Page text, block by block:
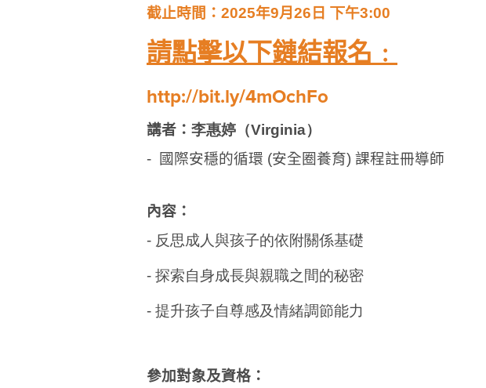
截止時間： 2025年9月26 日 下午3:00
請點擊以下鏈結報名﹕
http://bit.ly/4mOchFo
講者： 李惠婷（Virginia）
- 國際安穩的循環 (安全圈養育) 課程註冊導師
內容：
- 反思成人與孩子的依附關係基礎
- 探索自身成長與親職之間的秘密
- 提升孩子自尊感及情緒調節能力
參加對象及資格：